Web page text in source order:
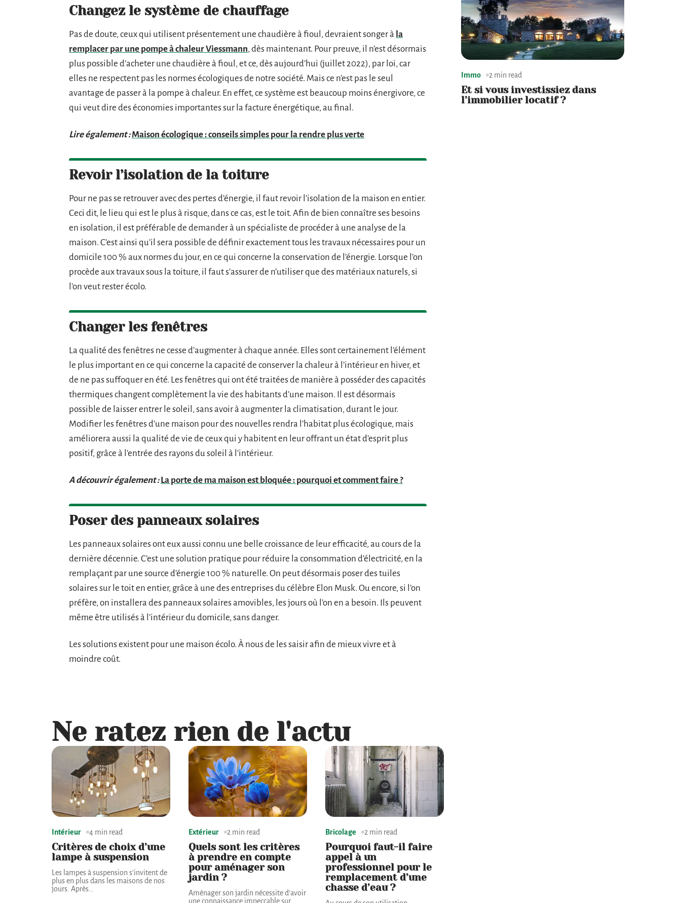
Changez le système de chauffage
Pas de doute, ceux qui utilisent présentement une chaudière à fioul, devraient songer à la
remplacer par une pompe à chaleur Viessmann, dès maintenant. Pour preuve, il n’est désormais
plus possible d’acheter une chaudière à fioul, et ce, dès aujourd’hui (juillet 2022), par loi, car
elles ne respectent pas les normes écologiques de notre société. Mais ce n’est pas le seul
avantage de passer à la pompe à chaleur. En effet, ce système est beaucoup moins énergivore, ce
qui veut dire des économies importantes sur la facture énergétique, au final.
Lire également : Maison écologique : conseils simples pour la rendre plus verte
Revoir l’isolation de la toiture
Pour ne pas se retrouver avec des pertes d’énergie, il faut revoir l’isolation de la maison en entier.
Ceci dit, le lieu qui est le plus à risque, dans ce cas, est le toit. Afin de bien connaître ses besoins
en isolation, il est préférable de demander à un spécialiste de procéder à une analyse de la
maison. C’est ainsi qu’il sera possible de définir exactement tous les travaux nécessaires pour un
domicile 100 % aux normes du jour, en ce qui concerne la conservation de l’énergie. Lorsque l’on
procède aux travaux sous la toiture, il faut s’assurer de n’utiliser que des matériaux naturels, si
l’on veut rester écolo.
Changer les fenêtres
La qualité des fenêtres ne cesse d’augmenter à chaque année. Elles sont certainement l’élément
le plus important en ce qui concerne la capacité de conserver la chaleur à l’intérieur en hiver, et
de ne pas suffoquer en été. Les fenêtres qui ont été traitées de manière à posséder des capacités
thermiques changent complètement la vie des habitants d’une maison. Il est désormais
possible de laisser entrer le soleil, sans avoir à augmenter la climatisation, durant le jour.
Modifier les fenêtres d’une maison pour des nouvelles rendra l’habitat plus écologique, mais
améliorera aussi la qualité de vie de ceux qui y habitent en leur offrant un état d’esprit plus
positif, grâce à l’entrée des rayons du soleil à l’intérieur.
A découvrir également : La porte de ma maison est bloquée : pourquoi et comment faire ?
Poser des panneaux solaires
Les panneaux solaires ont eux aussi connu une belle croissance de leur efficacité, au cours de la
dernière décennie. C’est une solution pratique pour réduire la consommation d’électricité, en la
remplaçant par une source d’énergie 100 % naturelle. On peut désormais poser des tuiles
solaires sur le toit en entier, grâce à une des entreprises du célèbre Elon Musk. Ou encore, si l’on
préfère, on installera des panneaux solaires amovibles, les jours où l’on en a besoin. Ils peuvent
même être utilisés à l’intérieur du domicile, sans danger.
Les solutions existent pour une maison écolo. À nous de les saisir afin de mieux vivre et à
moindre coût.
Ne ratez rien de l'actu
Intérieur 4 min read
Critères de choix d’une
lampe à suspension
Les lampes à suspension s’invitent de
plus en plus dans les maisons de nos
jours. Après
Extérieur 2 min read
Quels sont les critères
à prendre en compte
pour aménager son
jardin ?
Aménager son jardin nécessite d’avoir
une connaissance impeccable sur
Bricolage 2 min read
Pourquoi faut-il faire
appel à un
professionnel pour le
remplacement d’une
chasse d’eau ?
Immo 2 min read
Et si vous investissiez dans
l’immobilier locatif ?